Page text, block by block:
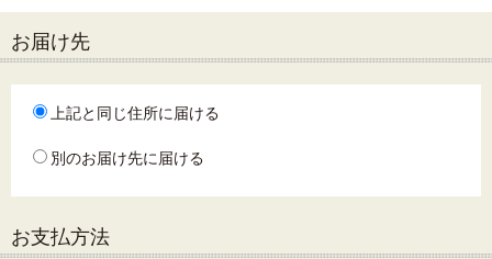
お届け先
上記と同じ住所に届ける
別のお届け先に届ける
お支払方法